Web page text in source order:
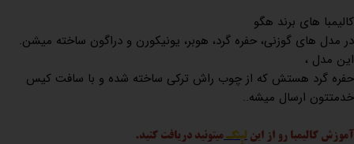
کالیمبا های برند هگو
در مدل های گوزنی، حفره گرد، هوبر، یونیکورن و دراگون ساخته میشن.
این مدل ،
حفره گرد هستش که از چوب راش ترکی ساخته شده و با سافت کیس
خدمتتون ارسال میشه..
آموزش کالیمبا رو از اینلینکمیتونید دریافت کنید.